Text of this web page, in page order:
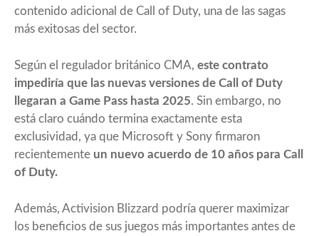
contenido adicional de Call of Duty, una de las sagas
más exitosas del sector.
Según el regulador británico CMA, este contrato
impediría que las nuevas versiones de Call of Duty
llegaran a Game Pass hasta 2025. Sin embargo, no
está claro cuándo termina exactamente esta
exclusividad, ya que Microsoft y Sony firmaron
recientemente un nuevo acuerdo de 10 años para Call
of Duty.
Además, Activision Blizzard podría querer maximizar
los beneficios de sus juegos más importantes antes de